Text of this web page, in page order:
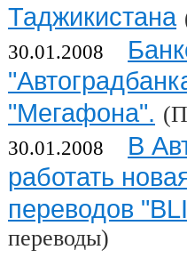
Таджикистана
30.01.2008
"Мегафона".
30.01.2008
В
работать
переводов
переводы)